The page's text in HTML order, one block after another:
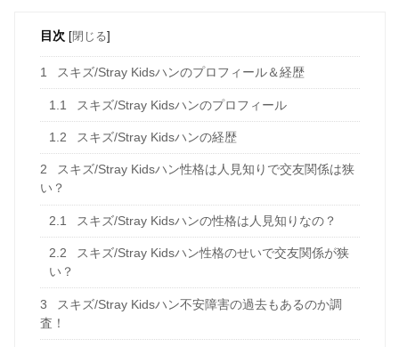
目次 [閉じる]
1 スキズ/Stray Kidsハンのプロフィール＆経歴
1.1 スキズ/Stray Kidsハンのプロフィール
1.2 スキズ/Stray Kidsハンの経歴
2
スキズ/Stray Kidsハン性格は人見知りで交友関係は狭
い？
2.1 スキズ/Stray Kidsハンの性格は人見知りなの？
2.2
スキズ/Stray Kidsハン性格のせいで交友関係が狭
い？
3
スキズ/Stray Kidsハン不安障害の過去もあるのか調
査！